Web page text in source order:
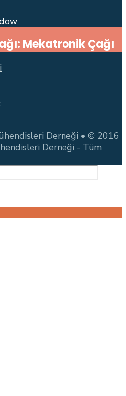
Mekatronik Çağı
Derneği • © 2016
Derneği - Tüm